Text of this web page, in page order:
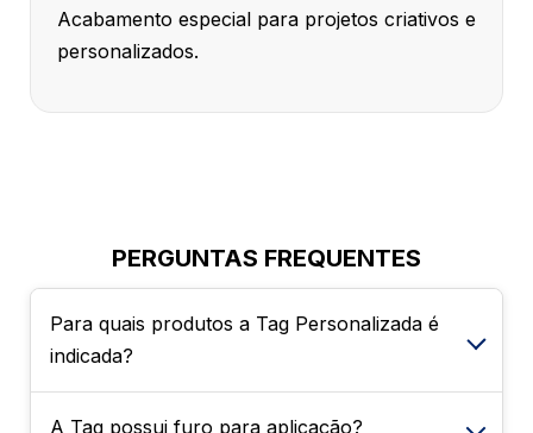
Acabamento especial para projetos criativos e
personalizados.
PERGUNTAS FREQUENTES
Para quais produtos a Tag Personalizada é
indicada?
A Tag possui furo para aplicação?